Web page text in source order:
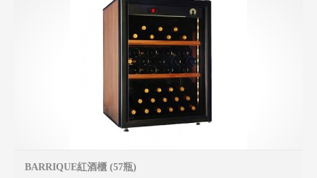
BARRIQUE紅酒櫃 (57瓶)